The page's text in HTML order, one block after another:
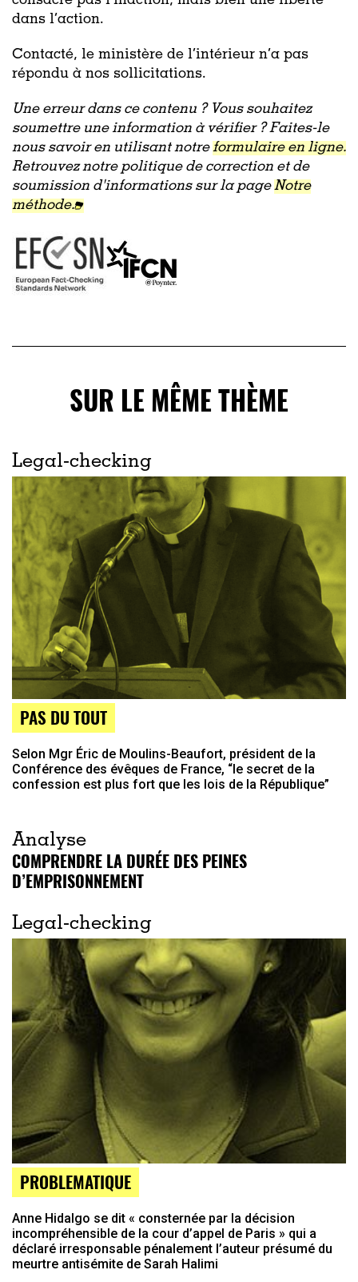
dans l’action.
Contacté, le ministère de l’intérieur n’a pas
répondu à nos sollicitations.
Une erreur dans ce contenu ? Vous souhaitez
soumettre une information à vérifier ? Faites-le
nous savoir en utilisant notreformulaire en ligne.
Retrouvez notre politique de correction et de
soumission d'informations sur la pageNotre
méthode.
SUR LE MÊME THÈME
Legal-checking
PAS DU TOUT
Selon Mgr Éric de Moulins-Beaufort, président de la
Conférence des évêques de France, “le secret de la
confession est plus fort que les lois de la République”
Analyse
COMPRENDRE LA DURÉE DES PEINES
D’EMPRISONNEMENT
Legal-checking
PROBLEMATIQUE
Anne Hidalgo se dit « consternée par la décision
incompréhensible de la cour d’appel de Paris » qui a
déclaré irresponsable pénalement l’auteur présumé du
meurtre antisémite de Sarah Halimi